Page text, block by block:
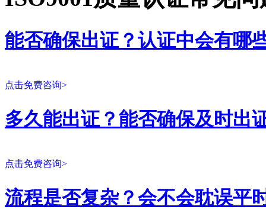
能否确保出证？认证中会有哪
点击免费咨询>
多久能出证？能否确保及时出
点击免费咨询>
流程是否复杂？会不会耽误平